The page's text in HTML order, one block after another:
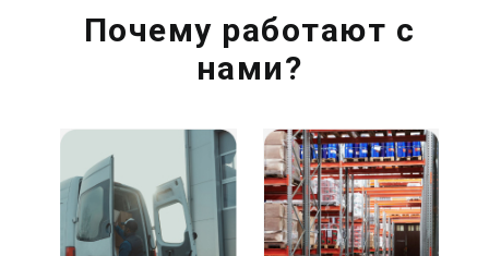
Почему работают с
нами?